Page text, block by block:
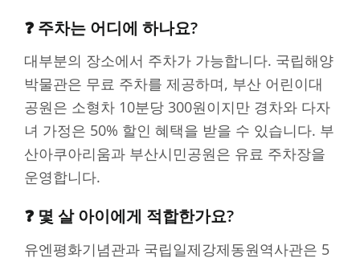
❓ 주차는 어디에 하나요?
대부분의 장소에서 주차가 가능합니다. 국립해양
박물관은 무료 주차를 제공하며, 부산 어린이대
공원은 소형차 10분당 300원이지만 경차와 다자
녀 가정은 50% 할인 혜택을 받을 수 있습니다. 부
산아쿠아리움과 부산시민공원은 유료 주차장을
운영합니다.
❓ 몇 살 아이에게 적합한가요?
유엔평화기념관과 국립일제강제동원역사관은 5